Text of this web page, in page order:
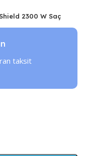
2300 W Saç
taksit